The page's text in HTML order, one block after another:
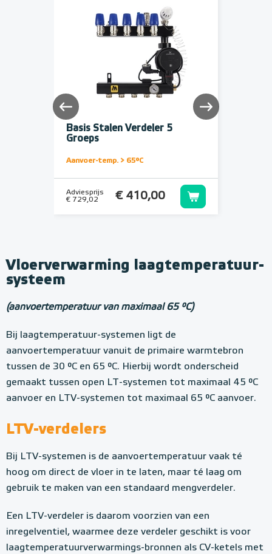
Basis Stalen Verdeler 5
Groeps
Aanvoer-temp. > 65°C
Adviesprijs
€ 729,02
€ 410,00
Vloerverwarming laagtemperatuur-
systeem
(aanvoertemperatuur van maximaal 65 °C)
Bij laagtemperatuur-systemen ligt de
aanvoertemperatuur vanuit de primaire warmtebron
tussen de 30 °C en 65 °C. Hierbij wordt onderscheid
gemaakt tussen open LT-systemen tot maximaal 45 °C
aanvoer en LTV-systemen tot maximaal 65 °C aanvoer.
LTV-verdelers
Bij LTV-systemen is de aanvoertemperatuur vaak té
hoog om direct de vloer in te laten, maar té laag om
gebruik te maken van een standaard mengverdeler.
Een LTV-verdeler is daarom voorzien van een
inregelventiel, waarmee deze verdeler geschikt is voor
laagtemperatuurverwarmings-bronnen als CV-ketels met